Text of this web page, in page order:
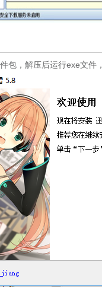
，解压后运行exe文件